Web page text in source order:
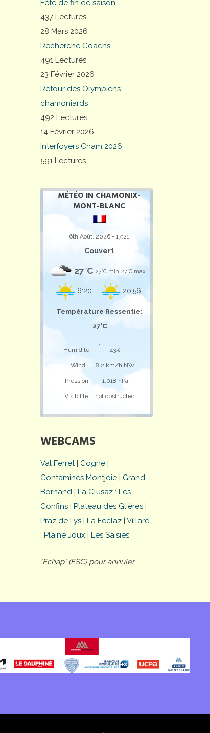
Fête de fin de saison
437 Lectures
28 Mars 2026
Recherche Coachs
491 Lectures
23 Février 2026
Retour des Olympiens
chamoniards
492 Lectures
14 Février 2026
Interfoyers Cham 2026
591 Lectures
MÉTÉO IN CHAMONIX-
MONT-BLANC
6th Août, 2026 - 17:21
Couvert
27°C 27°C min 27°C max
6:20 20:56
Température Ressentie:
27°C
;
Humidité:
43%
Wind: 8,2 km/h NW
Pression: 1.018 hPa
Visibilité: not obstructed
WEBCAMS
Val Ferret| Cogne |
Contamines Montjoie | Grand
Bornand | La Clusaz : Les
Confins | Plateau des Glières |
Praz de Lys | La Feclaz | Villard
: Plaine Joux | Les Saisies
"Echap" (ESC) pour annuler